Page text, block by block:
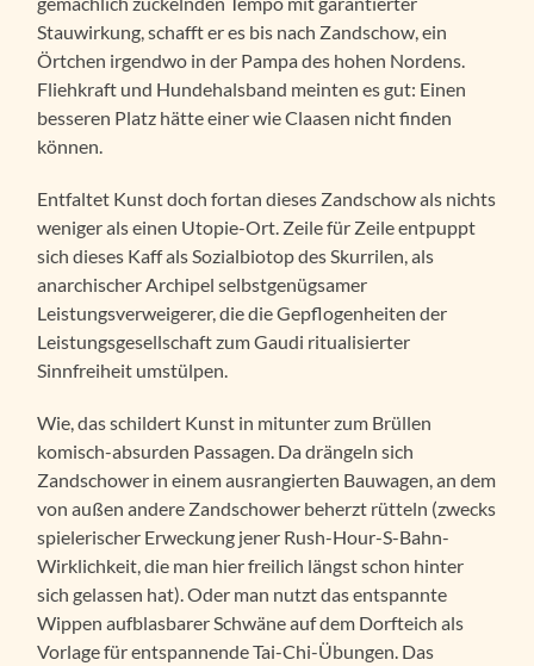
Stauwirkung, schafft er es bis nach Zandschow, ein
Örtchen irgendwo in der Pampa des hohen Nordens.
Fliehkraft und Hundehalsband meinten es gut: Einen
besseren Platz hätte einer wie Claasen nicht finden
können.
Entfaltet Kunst doch fortan dieses Zandschow als nichts
weniger als einen Utopie-Ort. Zeile für Zeile entpuppt
sich dieses Kaff als Sozialbiotop des Skurrilen, als
anarchischer Archipel selbstgenügsamer
Leistungsverweigerer, die die Gepflogenheiten der
Leistungsgesellschaft zum Gaudi ritualisierter
Sinnfreiheit umstülpen.
Wie, das schildert Kunst in mitunter zum Brüllen
komisch-absurden Passagen. Da drängeln sich
Zandschower in einem ausrangierten Bauwagen, an dem
von außen andere Zandschower beherzt rütteln (zwecks
spielerischer Erweckung jener Rush-Hour-S-Bahn-
Wirklichkeit, die man hier freilich längst schon hinter
sich gelassen hat). Oder man nutzt das entspannte
Wippen aufblasbarer Schwäne auf dem Dorfteich als
Vorlage für entspannende Tai-Chi-Übungen. Das